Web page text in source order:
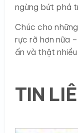
ngừng bứt phá
Chúc cho
rực rỡ hơn nữa
ấn và thật
TIN